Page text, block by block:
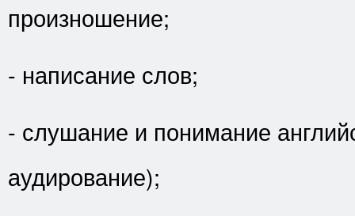
произношение;
- написание слов;
- слушание и понимание
аудирование);